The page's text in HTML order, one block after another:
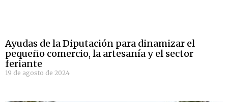
Ayudas de la Diputación para dinamizar el
pequeño comercio, la artesanía y el sector
feriante
19 de agosto de 2024